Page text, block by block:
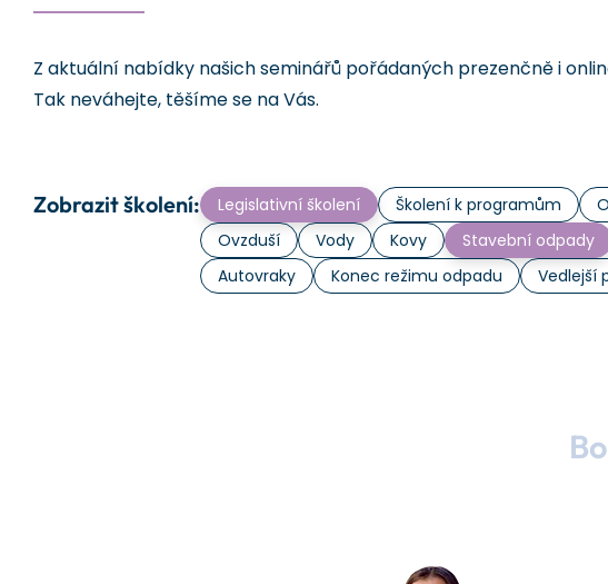
Z aktuální nabídky našich seminářů pořádaných prezenčně i
Tak neváhejte, těšíme se na Vás.
Zobrazit školení: Legislativní školení Školení k programům
Ovzduší
Vody Kovy Stavební odpady
Autovraky
Konec režimu odpadu Vedlejší